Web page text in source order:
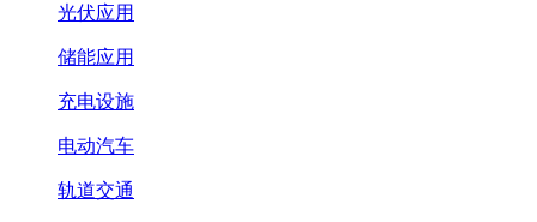
光伏应用
储能应用
充电设施
电动汽车
轨道交通